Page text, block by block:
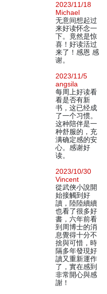
2023/11/18
Michael
无意间想起过
来好读怀念一
下。竟然是惊
喜！好读活过
来了！感恩 感
谢。
2023/11/5
angsila
每周上好读看
看是否有新
书，这已经成
了一个习惯。
这种陪伴是一
种舒服的，充
满确定感的安
心。感谢好
读。
2023/10/30
Vincent
從武俠小說開
始接觸到好
讀，陸陸續續
也看了很多好
書，六年前看
到周博士的消
息覺得十分不
捨與可惜，時
隔多年發現好
讀又重新運作
了，實在感到
非常開心與感
謝！